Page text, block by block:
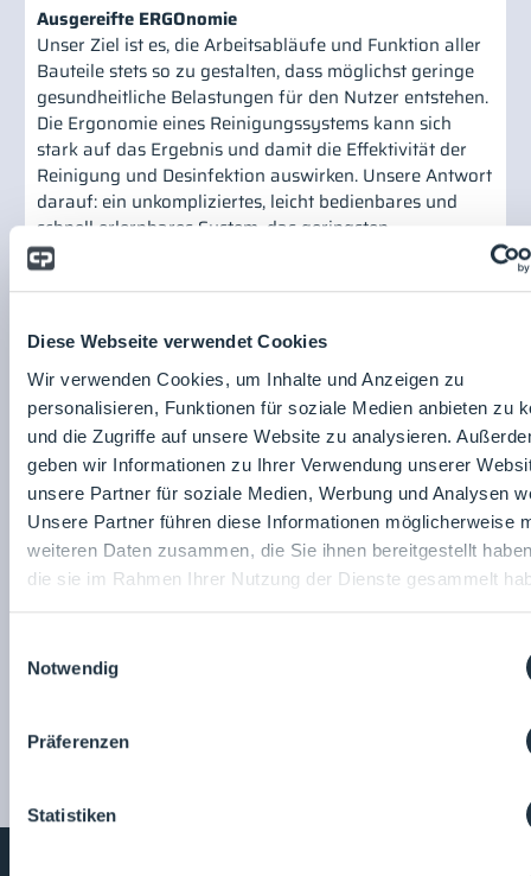
Diese Webseite verwendet Cookies
Wir verwenden Cookies, um Inhalte und Anzeigen zu
personalisieren, Funktionen für soziale Medien anbieten zu
und die Zugriffe auf unsere Website zu analysieren.
geben wir Informationen zu Ihrer Verwendung unserer
unsere Partner für soziale Medien, Werbung und Analysen
Unsere Partner führen diese Informationen möglicherweise
weiteren Daten zusammen, die Sie ihnen bereitgestellt
die sie im Rahmen Ihrer Nutzung der Dienste gesammelt
Notwendig
Präferenzen
Statistiken
Ausgereifte ERGOnomie
Unser Ziel ist es, die Arbeitsabläufe und Funktion aller
Bauteile stets so zu gestalten, dass möglichst geringe
gesundheitliche Belastungen für den Nutzer entstehen.
Die Ergonomie eines Reinigungssystems kann sich
stark auf das Ergebnis und damit die Effektivität der
Reinigung und Desinfektion auswirken. Unsere Antwort
darauf: ein unkompliziertes, leicht bedienbares und
schnell erlernbares System, das geringsten
Kraftaufwand erfordert, Bücken sowie Heben von
schweren Wannen oder Boxen vermeidet und das
ein Reinraum Reinigungssystem, das in puncto
Der Arbeitsablauf
Einfach durchdacht - berührungslos - reproduzierbar -
sicher
Produktseite
teilen:
Hydroflex Group GmbH